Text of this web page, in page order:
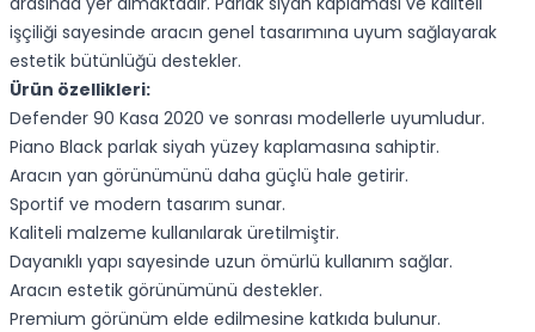
işçiliği sayesinde aracın genel tasarımına uyum sağlayarak
estetik bütünlüğü destekler.
Ürün özellikleri:
Defender 90 Kasa 2020 ve sonrası modellerle uyumludur.
Piano Black parlak siyah yüzey kaplamasına sahiptir.
Aracın yan görünümünü daha güçlü hale getirir.
Sportif ve modern tasarım sunar.
Kaliteli malzeme kullanılarak üretilmiştir.
Dayanıklı yapı sayesinde uzun ömürlü kullanım sağlar.
Aracın estetik görünümünü destekler.
Premium görünüm elde edilmesine katkıda bulunur.